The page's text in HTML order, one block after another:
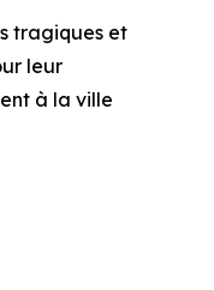
tragiques et
leur
à la ville